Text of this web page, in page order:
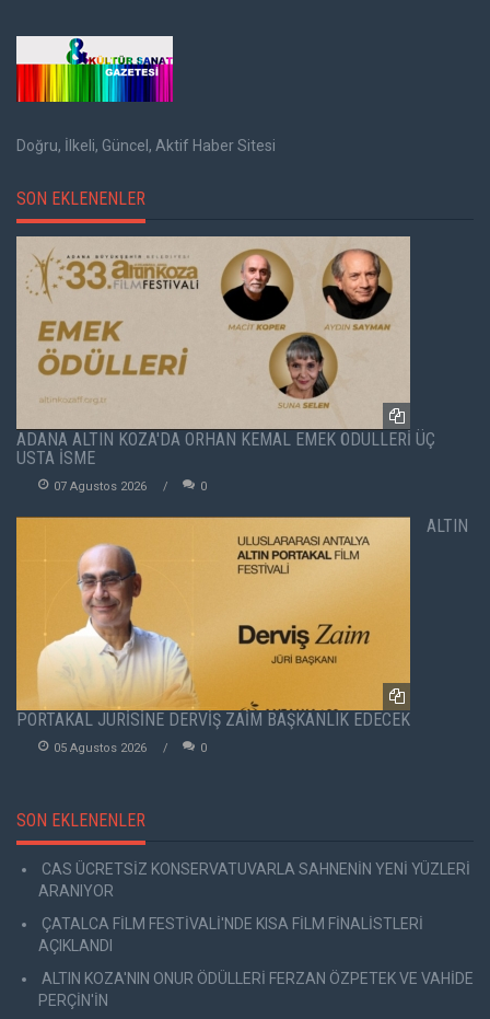
Doğru, İlkeli, Güncel, Aktif Haber Sitesi
SON EKLENENLER
ADANA ALTIN KOZA'DA ORHAN KEMAL EMEK ÖDÜLLERİ ÜÇ
USTA İSME
07 Agustos 2026 0
ALTIN
PORTAKAL JÜRİSİNE DERVİŞ ZAİM BAŞKANLIK EDECEK
05 Agustos 2026 0
SON EKLENENLER
CAS ÜCRETSİZ KONSERVATUVARLA SAHNENİN YENİ YÜZLERİ
ARANIYOR
ÇATALCA FİLM FESTİVALİ'NDE KISA FİLM FİNALİSTLERİ
AÇIKLANDI
ALTIN KOZA'NIN ONUR ÖDÜLLERİ FERZAN ÖZPETEK VE VAHİDE
PERÇİN'İN